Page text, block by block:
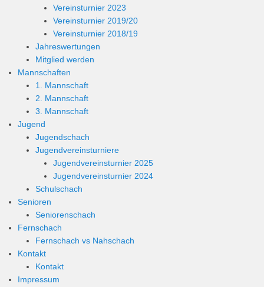
Vereinsturnier 2023
Vereinsturnier 2019/20
Vereinsturnier 2018/19
Jahreswertungen
Mitglied werden
Mannschaften
1. Mannschaft
2. Mannschaft
3. Mannschaft
Jugend
Jugendschach
Jugendvereinsturniere
Jugendvereinsturnier 2025
Jugendvereinsturnier 2024
Schulschach
Senioren
Seniorenschach
Fernschach
Fernschach vs Nahschach
Kontakt
Kontakt
Impressum